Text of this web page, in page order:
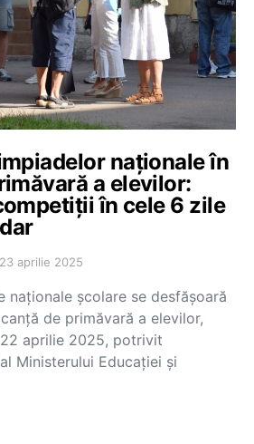
naționale în
a elevilor:
în cele 6 zile
23 aprilie 2025
naționale școlare se desfășoară
de primăvară a elevilor,
aprilie 2025, potrivit
Ministerului Educației și